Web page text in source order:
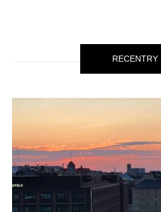
RECENTRY